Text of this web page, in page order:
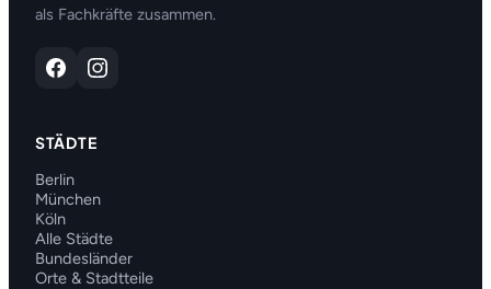
als Fachkräfte zusammen.
STÄDTE
Berlin
München
Köln
Alle Städte
Bundesländer
Orte & Stadtteile